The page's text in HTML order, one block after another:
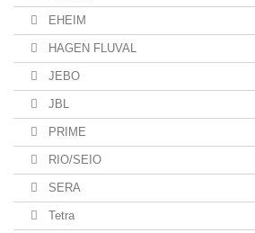
EHEIM
HAGEN FLUVAL
JEBO
JBL
PRIME
RIO/SEIO
SERA
Tetra